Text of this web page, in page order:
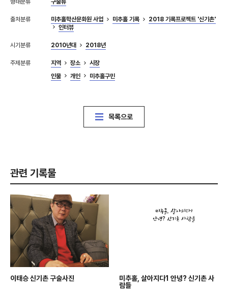
형태분류 구술류
출처분류 미추홀학산문화원 사업 미추홀 기록
2018 기록프로젝트 '신기촌'
인터뷰
시기분류 2010년대 2018년
주제분류 지역 장소
시장
인물
개인 미추홀구민
목록으로
관련 기록물
이태승 신기촌 구술사진
미추홀, 살아지다1 안녕? 신기촌 사
람들